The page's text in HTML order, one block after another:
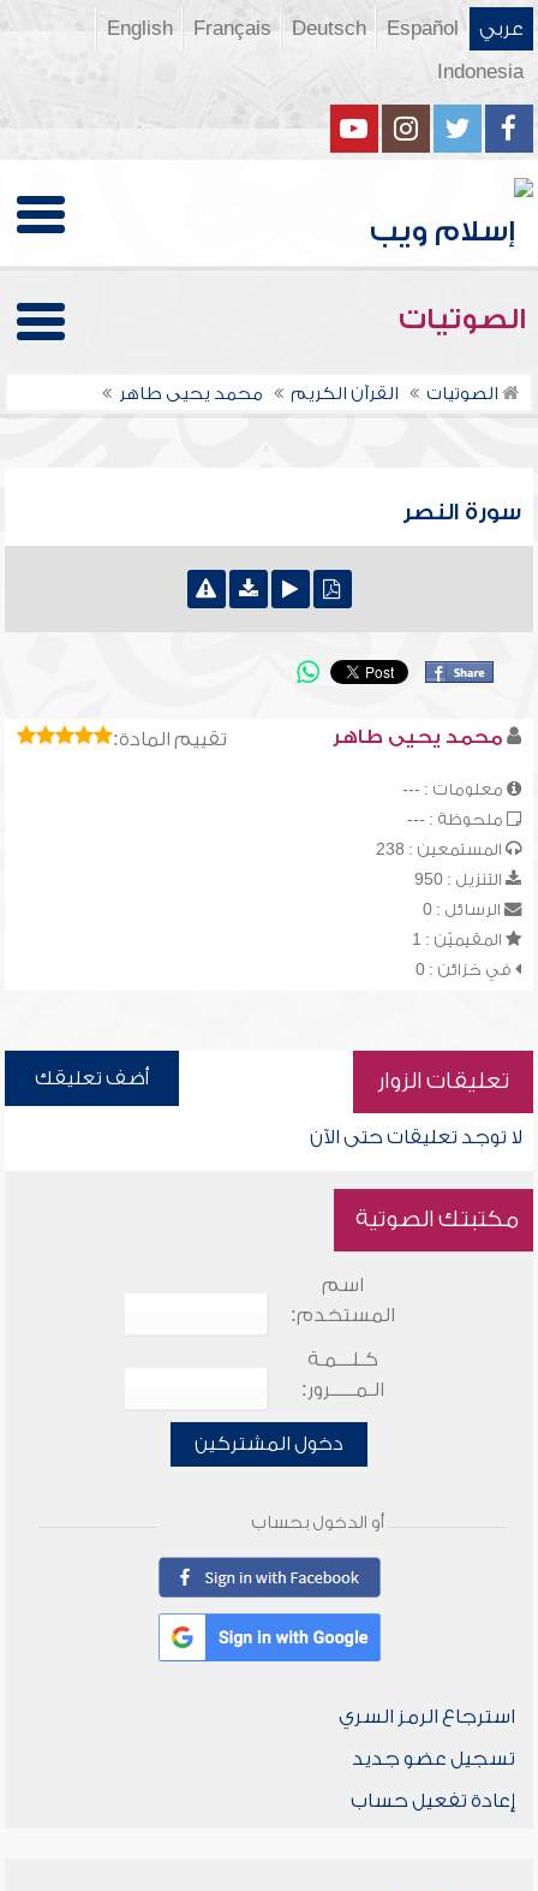
عربي Español
Deutsch
Français
English
Indonesia
الصوتيات
الصوتيات القرآن الكريم محمد يحيى طاهر
سورة النصر
تقييم المادة: محمد يحيى طاهر
معلومات : ---
ملحوظة : ---
المستمعين : 238
التنزيل : 950
الرسائل : 0
المقيميّن : 1
في خزائن : 0
تعليقات الزوار أضف تعليقك
لا توجد تعليقات حتى الآن
مكتبتك الصوتية
اسم
المستخدم:
كـلـــمـة
الـمـــــرور:
دخول المشتركين
أو الدخول بحساب
استرجاع الرمز السري
تسجيل عضو جديد
إعادة تفعيل حساب